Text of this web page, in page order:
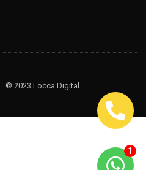
© 2023 Locca Digital
1